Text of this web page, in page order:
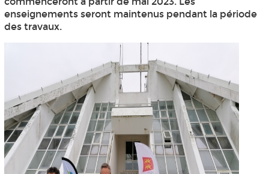
enseignements seront maintenus pendant la période
des travaux.